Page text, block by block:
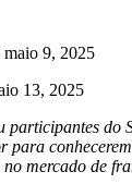
maio 9, 2025
13, 2025
do
para
mercado de